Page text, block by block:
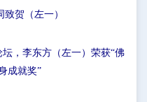
贺（左一）
，李东方（左一）荣获“佛
成就奖”